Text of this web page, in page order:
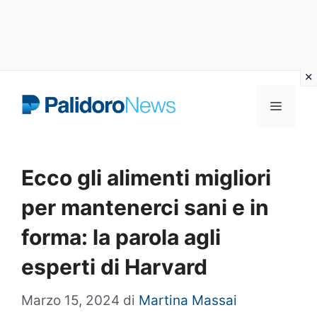
Menu
Ecco gli alimenti migliori
per mantenerci sani e in
forma: la parola agli
esperti di Harvard
Marzo 15, 2024 di Martina Massai